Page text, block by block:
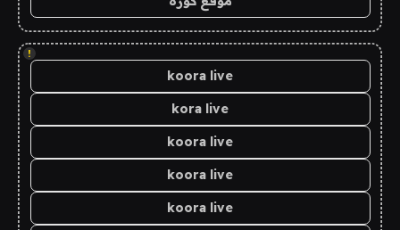
!
koora live
kora live
koora live
koora live
koora live